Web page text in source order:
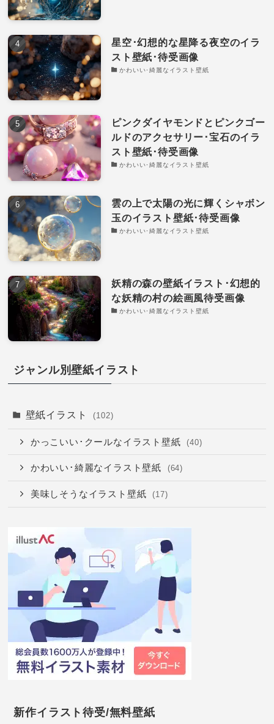
星空･幻想的な星降る夜空のイラ
スト壁紙･待受画像
かわいい･綺麗なイラスト壁紙
ピンクダイヤモンドとピンクゴー
ルドのアクセサリー･宝石のイラ
スト壁紙･待受画像
かわいい･綺麗なイラスト壁紙
雲の上で太陽の光に輝くシャボン
玉のイラスト壁紙･待受画像
かわいい･綺麗なイラスト壁紙
妖精の森の壁紙イラスト･幻想的
な妖精の村の絵画風待受画像
かわいい･綺麗なイラスト壁紙
ジャンル別壁紙イラスト
壁紙イラスト (102)
かっこいい･クールなイラスト壁紙 (40)
かわいい･綺麗なイラスト壁紙 (64)
美味しそうなイラスト壁紙 (17)
新作イラスト待受/無料壁紙